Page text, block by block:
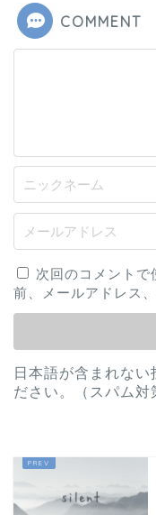
COMMENT
次回のコメントで
前、メールアドレス
日本語が含まれない
ださい。（スパム対